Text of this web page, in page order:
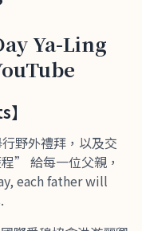
Ya-Ling
野外禮拜，以及交
” 給每一位父親，
each father will